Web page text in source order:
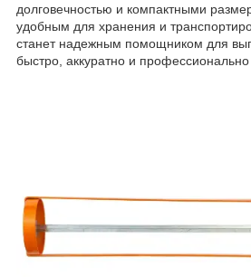
долговечностью и компактными
удобным для хранения и
станет надежным помощником для
быстро, аккуратно и профессионально